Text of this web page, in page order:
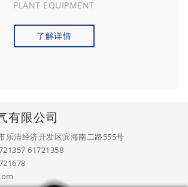
PLANT EQUIPMENT
了解详情
有限公司
乐清经济开发区滨海南二路555号
61721358